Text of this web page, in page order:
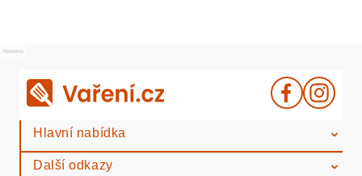
Reklama
Hlavní nabídka
Další odkazy